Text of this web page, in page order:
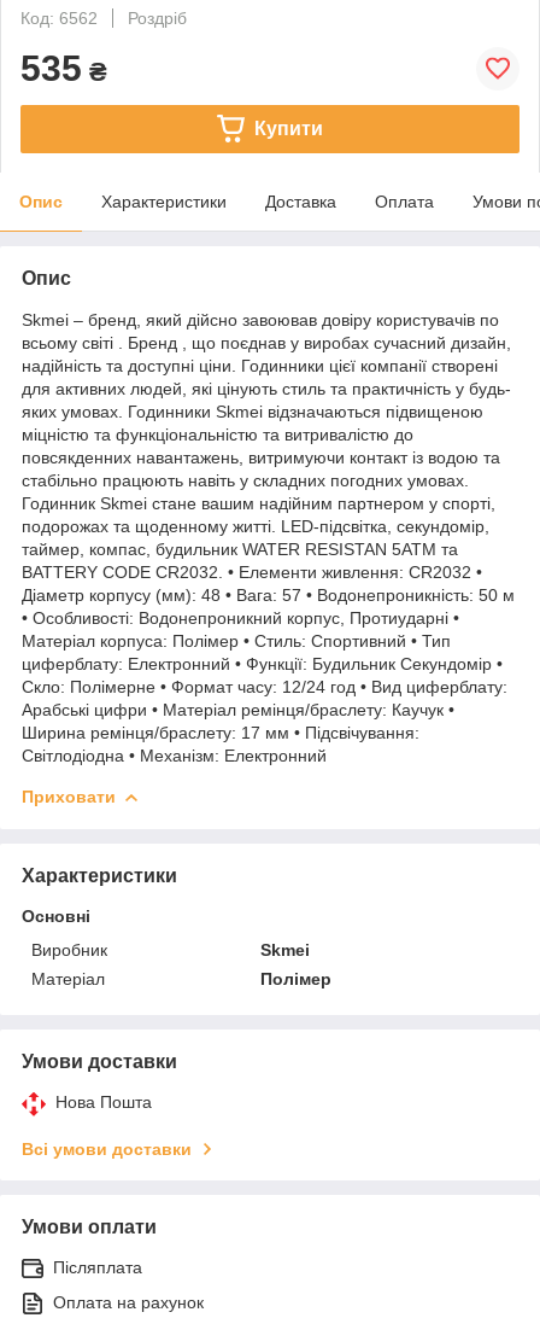
Код: 6562
Роздріб
535 ₴
Купити
Опис Характеристики Доставка Оплата Умови
Опис
Skmei – бренд, який дійсно завоював довіру користувачів по
всьому світі . Бренд , що поєднав у виробах сучасний дизайн,
надійність та доступні ціни. Годинники цієї компанії створені
для активних людей, які цінують стиль та практичність у будь-
яких умовах. Годинники Skmei відзначаються підвищеною
міцністю та функціональністю та витривалістю до
повсякденних навантажень, витримуючи контакт із водою та
стабільно працюють навіть у складних погодних умовах.
Годинник Skmei стане вашим надійним партнером у спорті,
подорожах та щоденному житті. LED-підсвітка, секундомір,
таймер, компас, будильник WATER RESISTAN 5ATM та
BATTERY CODE CR2032. • Елементи живлення: CR2032 •
Діаметр корпусу (мм): 48 • Вага: 57 • Водонепроникність: 50 м
• Особливості: Водонепроникний корпус, Протиударні •
Матеріал корпуса: Полімер • Стиль: Спортивний • Тип
циферблату: Електронний • Функції: Будильник Секундомір •
Скло: Полімерне • Формат часу: 12/24 год • Вид циферблату:
Арабські цифри • Матеріал ремінця/браслету: Каучук •
Ширина ремінця/браслету: 17 мм • Підсвічування:
Світлодіодна • Механізм: Електронний
Приховати
Характеристики
Основні
Виробник
Skmei
Матеріал
Полімер
Умови доставки
Нова Пошта
Всі умови доставки
Умови оплати
Післяплата
Оплата на рахунок